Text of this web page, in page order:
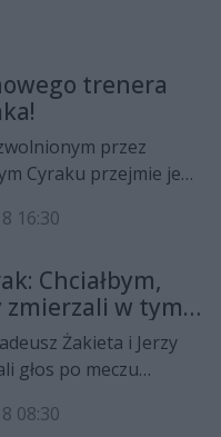
trenera
przez
Cyraku przejmie jego
16:30
Chciałbym,
zmierzali w tym
Żakieta i Jerzy
głos po meczu
"Zielonych"
08:30